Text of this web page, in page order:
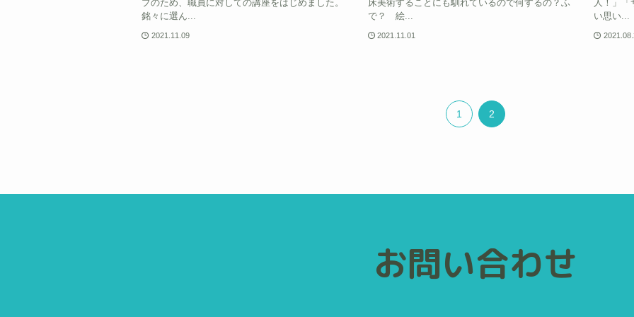
プのため、職員に対しての講座をはじめました。
銘々に選ん...
2021.11.09
床美術することにも馴れているので何するの？ふ
で？ 絵...
2021.11.01
人！」
い思い...
1 2
お問い合わせ